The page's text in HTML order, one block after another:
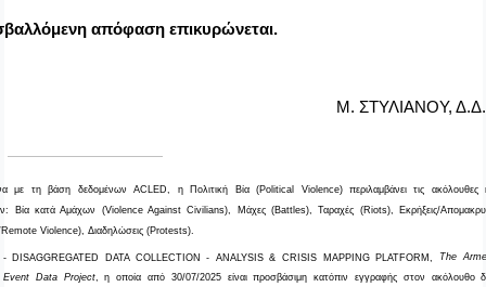
απόφαση επικυρώνεται.
Μ. ΣΤΥΛΙΑΝΟΥ,
με τη βάση δεδομένωνACLED, η Πολιτική Βία (Political Violence) περιλαμβάνει τις ακόλουθες
Βία κατά Αμάχων (Violence Against Civilians) Μάχες (Battles) Ταραχές (Riots), Εκρήξεις/
Violence) ,Διαδηλώσεις (Protests)
DISAGGREGATED DATA COLLECTION - ANALYSIS&CRISIS MAPPING PLATFORM The
Event Data Project, η οποία από 30/07/2025 είναι προσβάσιμη κατόπιν εγγραφής στον ακόλουθο